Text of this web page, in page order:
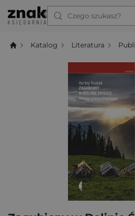
Czego szukasz?
Katalog Literatura